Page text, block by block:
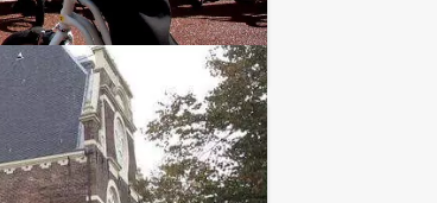
Favoriet
22,50p.p. excl. BTW